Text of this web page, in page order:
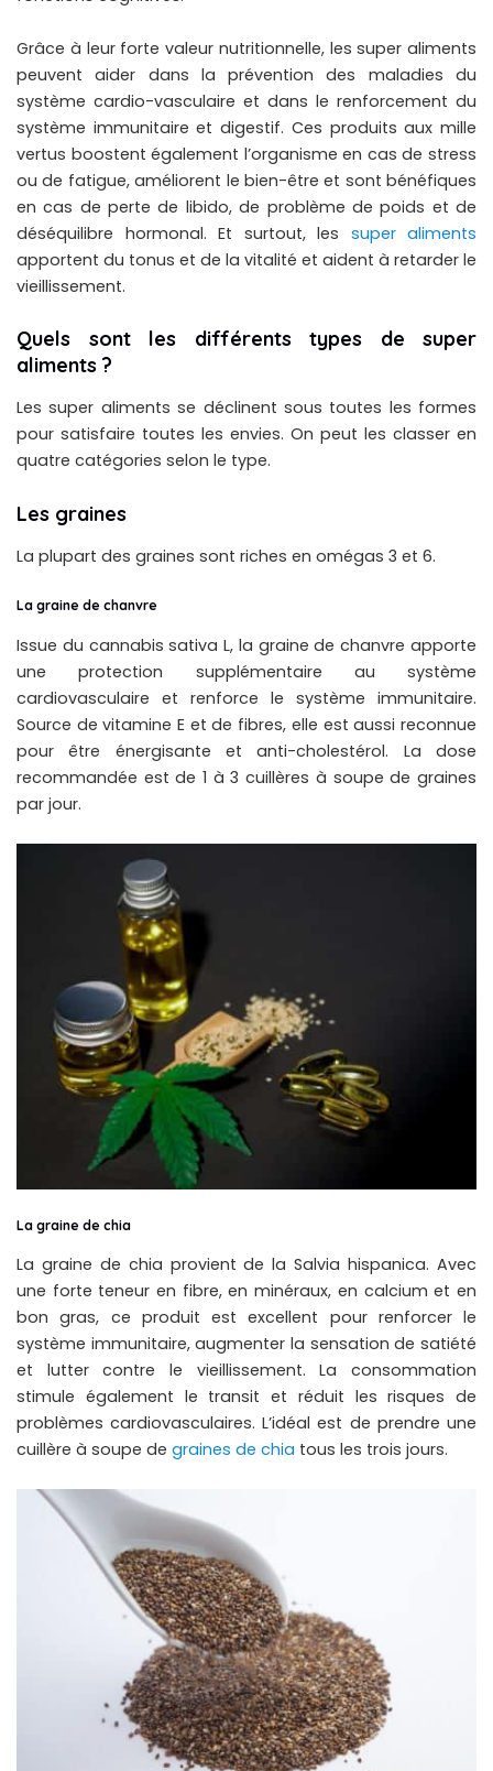
Grâce à leur forte valeur nutritionnelle, les super aliments
peuvent aider dans la prévention des maladies du
système cardio-vasculaire et dans le renforcement du
système immunitaire et digestif. Ces produits aux mille
vertus boostent également l’organisme en cas de stress
ou de fatigue, améliorent le bien-être et sont bénéfiques
en cas de perte de libido, de problème de poids et de
déséquilibre hormonal. Et surtout, les super aliments
apportent du tonus et de la vitalité et aident à retarder le
vieillissement.
Quels sont les différents types de super
aliments ?
Les super aliments se déclinent sous toutes les formes
pour satisfaire toutes les envies. On peut les classer en
quatre catégories selon le type.
Les graines
La plupart des graines sont riches en omégas 3 et 6.
La graine de chanvre
Issue du cannabis sativa L, la graine de chanvre apporte
une protection supplémentaire au système
cardiovasculaire et renforce le système immunitaire.
Source de vitamine E et de fibres, elle est aussi reconnue
pour être énergisante et anti-cholestérol. La dose
recommandée est de 1 à 3 cuillères à soupe de graines
par jour.
La graine de chia
La graine de chia provient de la Salvia hispanica. Avec
une forte teneur en fibre, en minéraux, en calcium et en
bon gras, ce produit est excellent pour renforcer le
système immunitaire, augmenter la sensation de satiété
et lutter contre le vieillissement. La consommation
stimule également le transit et réduit les risques de
problèmes cardiovasculaires. L’idéal est de prendre une
cuillère à soupe de graines de chia tous les trois jours.